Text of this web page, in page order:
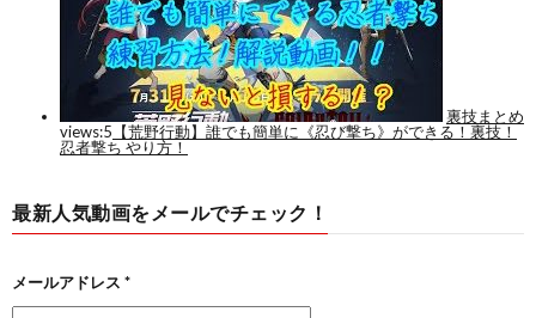
最新人気動画をメールでチェック！
メールアドレス *